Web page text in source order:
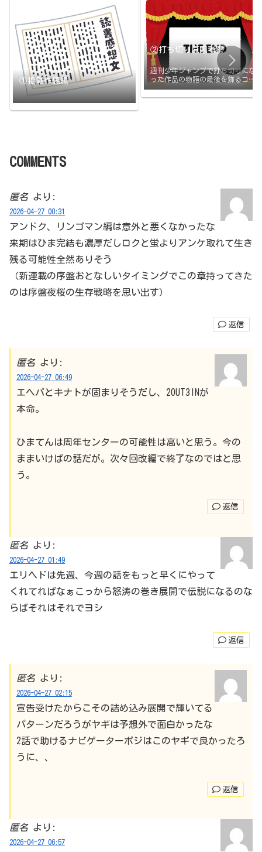
①掲載作感想
②打ち切り原因考察
週刊少年ジャンプで打ち切りにな
った作品の物語の最後を飾るコマ
打ち切られたその日に更新
COMMENTS
匿名 より:
2026-04-27 00:31
アンドク、リンゴマン編は意外と悪くなかったな
来期はひま完結も濃厚だしロクと蛍よりアンケ取れて生き
残る可能性全然ありそう
（新連載の序盤おとなしいタイミングでこの章持ってきた
のは序盤夜桜の生存戦略を思い出す）
返信
匿名 より:
2026-04-27 06:49
エヘバとキナトが固まりそうだし、2OUT3INが
本命。
ひまてんは周年センターの可能性は高いと思う。今の
ままいけばの話だが。次々回改編で終了なのではと思
う。
返信
匿名 より:
2026-04-27 01:49
エリヘドは先週、今週の話をもっと早くにやって
くれてればなぁこっから怒涛の巻き展開で伝説になるのな
らばそれはそれでヨシ
返信
匿名 より:
2026-04-27 02:15
宣告受けたからこその詰め込み展開で輝いてる
パターンだろうがヤギは予想外で面白かったな
2話で助けるナビゲーターポジはこのヤギで良かったろ
うに、、
返信
匿名 より:
2026-04-27 06:57